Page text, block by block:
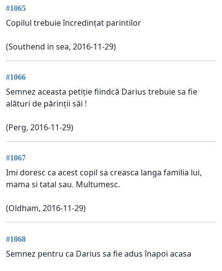
#1065
Copilul trebuie încredințat parintilor
(Southend in sea, 2016-11-29)
#1066
Semnez aceasta petiție fiindcă Darius trebuie sa fie
alături de părinții săi !
(Perg, 2016-11-29)
#1067
Imi doresc ca acest copil sa creasca langa familia lui,
mama si tatal sau. Multumesc.
(Oldham, 2016-11-29)
#1068
Semnez pentru ca Darius sa fie adus înapoi acasa